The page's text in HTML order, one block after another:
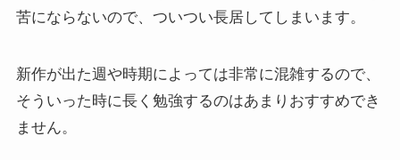
苦にならないので、ついつい長居してしまいます。
新作が出た週や時期によっては非常に混雑するので、
そういった時に長く勉強するのはあまりおすすめでき
ません。